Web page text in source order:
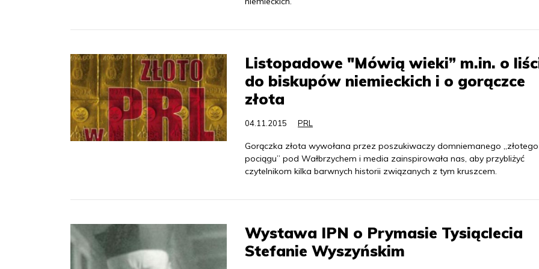
Listopadowe "Mówią wieki” m.in. o
do biskupów niemieckich i o gorączce
złota
04.11.2015 PRL
Gorączka złota wywołana przez poszukiwaczy domniemanego „złotego
pociągu” pod Wałbrzychem i media zainspirowała nas, aby przybliżyć
czytelnikom kilka barwnych historii związanych z tym kruszcem.
Wystawa IPN o Prymasie Tysiąclecia
Stefanie Wyszyńskim